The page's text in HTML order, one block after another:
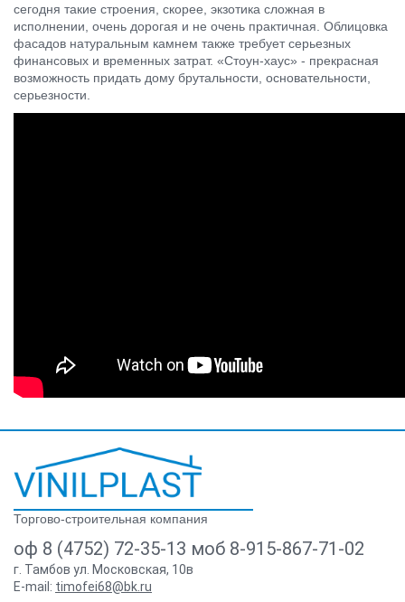
сегодня такие строения, скорее, экзотика сложная в
исполнении, очень дорогая и не очень практичная. Облицовка
фасадов натуральным камнем также требует серьезных
финансовых и временных затрат. «Стоун-хаус» - прекрасная
возможность придать дому брутальности, основательности,
серьезности.
Торгово-строительная компания
оф 8 (4752) 72-35-13 моб 8-915-867-71-02
г. Тамбов ул. Московская, 10в
E-mail: timofei68@bk.ru